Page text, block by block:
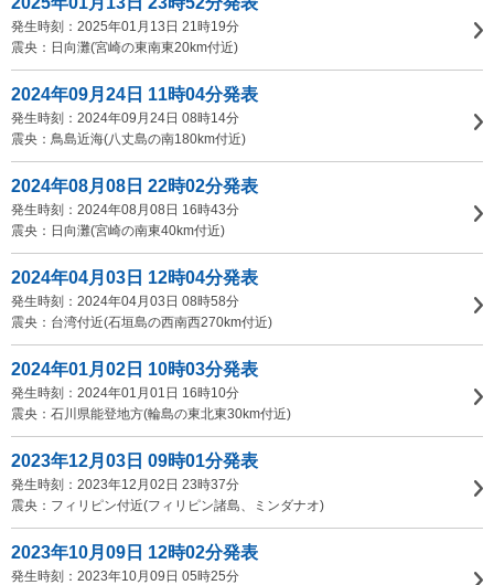
発生時刻：2025年01月13日 21時19分
震央：日向灘(宮崎の東南東20km付近)
2024年09月24日 11時04分発表
発生時刻：2024年09月24日 08時14分
震央：鳥島近海(八丈島の南180km付近)
2024年08月08日 22時02分発表
発生時刻：2024年08月08日 16時43分
震央：日向灘(宮崎の南東40km付近)
2024年04月03日 12時04分発表
発生時刻：2024年04月03日 08時58分
震央：台湾付近(石垣島の西南西270km付近)
2024年01月02日 10時03分発表
発生時刻：2024年01月01日 16時10分
震央：石川県能登地方(輪島の東北東30km付近)
2023年12月03日 09時01分発表
発生時刻：2023年12月02日 23時37分
震央：フィリピン付近(フィリピン諸島、ミンダナオ)
2023年10月09日 12時02分発表
発生時刻：2023年10月09日 05時25分